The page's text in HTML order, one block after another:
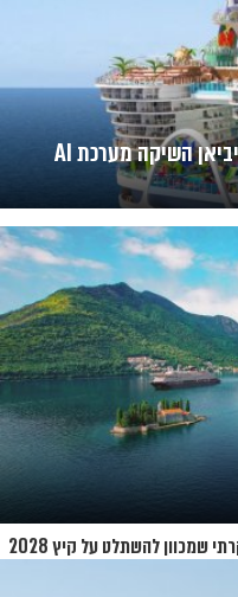
מהפכת הקרוזים כבר כאן: רויאל קריביאן השיקה מערכת AI